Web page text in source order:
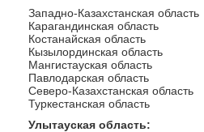
Западно-Казахстанская область
Карагандинская область
Костанайская область
Кызылординская область
Мангистауская область
Павлодарская область
Северо-Казахстанская область
Туркестанская область
Улытауская область: